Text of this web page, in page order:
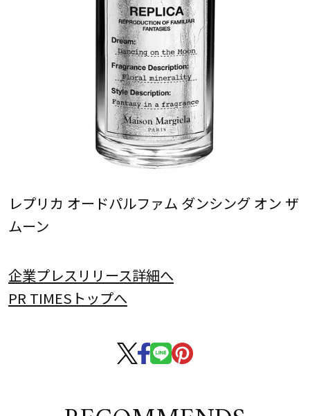
レプリカ オードパルファム ダンシング オン ザ
ムーン
企業プレスリリース詳細へ
PR TIMESトップへ